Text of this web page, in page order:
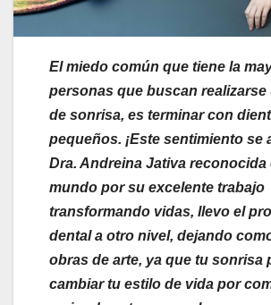
El miedo común que tiene la
personas que buscan
de sonrisa, es terminar con
pequeños. ¡Este sentimiento se
Dra. Andreina Jativa reconocida
mundo por su excelente trabajo
transformando vidas, llevo el
dental a otro nivel, dejando
obras de arte, ya que tu sonrisa
cambiar tu estilo de vida por